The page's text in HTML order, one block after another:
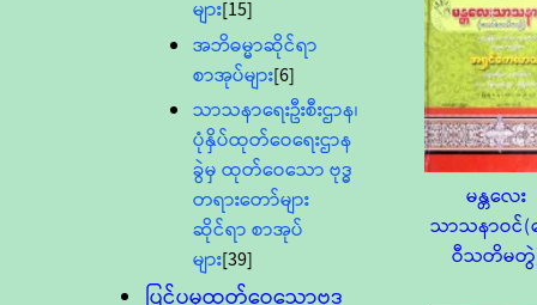
များ[15]
အဘိဓမ္မာဆိုင်ရာ
စာအုပ်များ[6]
သာသနာရေးဦးစီးဌာန၊
ပုံနှိပ်ထုတ်ဝေရေးဌာန
ခွဲမှ ထုတ်ဝေသော ဗုဒ္ဓ
တရားတော်များ
ဆိုင်ရာ စာအုပ်
များ[39]
ပြင်ပမှထုတ်ဝေသောဗုဒ္ဓ
မန္တလေး
သာသနာဝင်
ဝီသတိမ